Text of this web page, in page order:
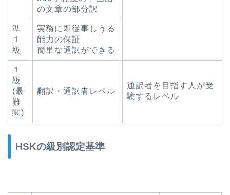
の文章の部分訳
準
１
級
実務に即従事しうる
能力の保証
簡単な通訳ができる
１
級
(最
難
関)
翻訳・通訳者レベル
通訳者を目指す人が受
験するレベル
HSKの級別認定基準